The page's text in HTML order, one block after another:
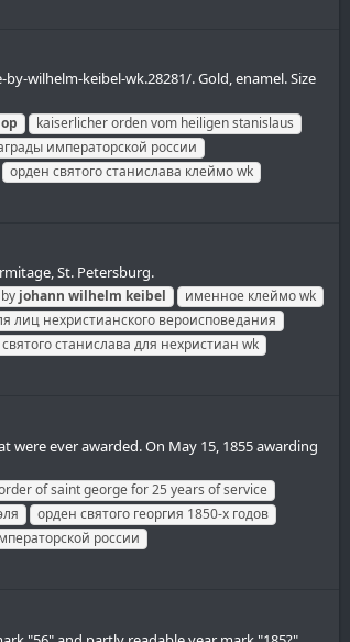
wilhelm-keibel-wk.28281/. Gold, enamel. Size
kaiserlicher orden vom heiligen stanislaus
императорской россии
орден святого станислава клеймо wk
St. Petersburg.
johann wilhelm keibel
именное клеймо wk
лиц нехристианского вероисповедания
станислава для нехристиан wk
were ever awarded. On May 15, 1855 awarding
of saint george for 25 years of service
орден святого георгия 1850-х годов
россии